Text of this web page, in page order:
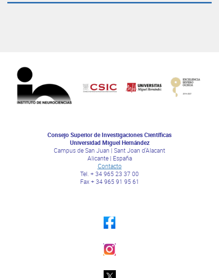
Consejo Superior de Investigaciones Científicas
Universidad Miguel Hernández
Campus de San Juan | Sant Joan d’Alacant
Alicante | España
Contacto
Tel. + 34 965 23 37 00
Fax + 34 965 91 95 61